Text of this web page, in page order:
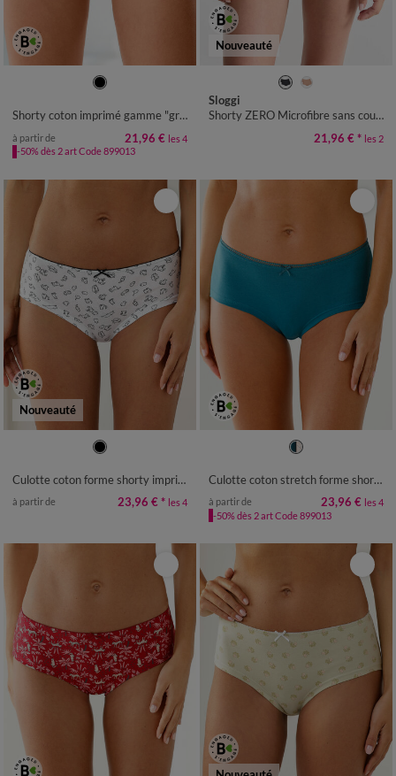
38/40 42/44
Shorty coton imprimé gamme "graphique" - lot de 4
à partir de 21,96 € les 4
-50% dès 2 art Code 899013
Nouveauté
M L
Sloggi
Shorty ZERO Microfibre sans coutures - lot de 2
21,96 € * les 2
Nouveauté
38/40 42/44
Culotte coton forme shorty imprimé motif "chat"assortis– Lot de 4
à partir de 23,96 € * les 4
38/40 42/44
Culotte coton stretch forme shorty imprimé "pâquerettes" – Lot de 4
à partir de 23,96 € les 4
-50% dès 2 art Code 899013